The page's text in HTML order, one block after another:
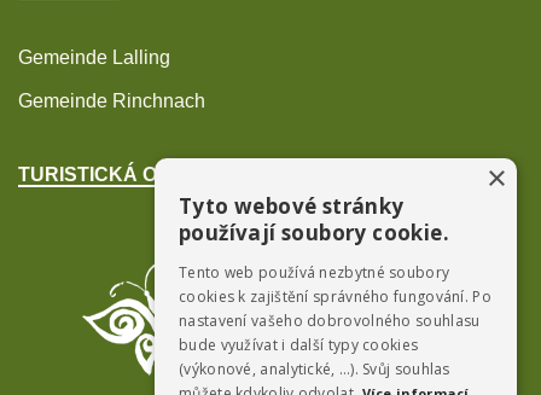
Gemeinde Lalling
Gemeinde Rinchnach
TURISTICKÁ OBLAST POŠUMAVÍ ×
Tyto webové stránky
používají soubory cookie.
Tento web používá nezbytné soubory
cookies k zajištění správného fungování. Po
nastavení vašeho dobrovolného souhlasu
bude využívat i další typy cookies
(výkonové, analytické, …). Svůj souhlas